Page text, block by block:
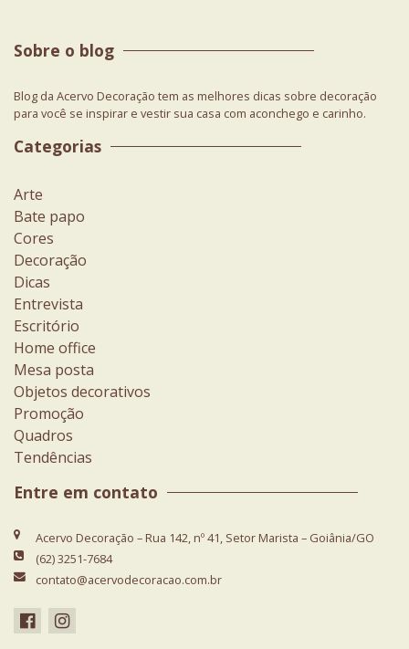
Sobre o blog
Blog da Acervo Decoração tem as melhores dicas sobre decoração
para você se inspirar e vestir sua casa com aconchego e carinho.
Categorias
Arte
Bate papo
Cores
Decoração
Dicas
Entrevista
Escritório
Home office
Mesa posta
Objetos decorativos
Promoção
Quadros
Tendências
Entre em contato
Acervo Decoração – Rua 142, nº 41, Setor Marista – Goiânia/GO
(62) 3251-7684
contato@acervodecoracao.com.br